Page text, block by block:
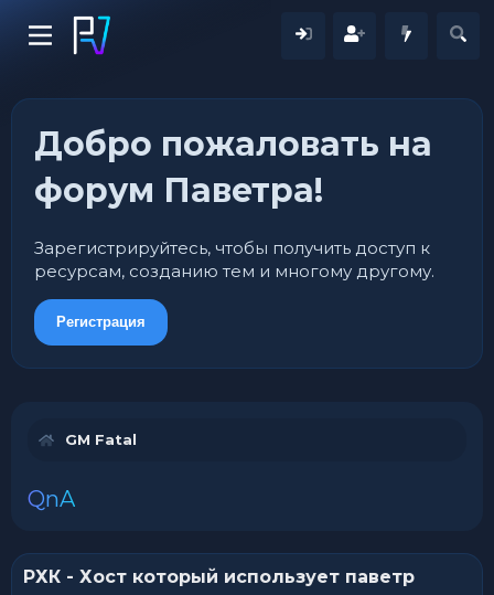
Добро пожаловать на
форум Паветра!
Зарегистрируйтесь, чтобы получить доступ к
ресурсам, созданию тем и многому другому.
Регистрация
GM Fatal
QnA
РХК - Хост который использует паветр